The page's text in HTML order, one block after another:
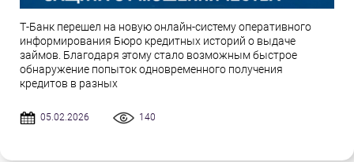
Т-Банк перешел на новую онлайн-систему оперативного
информирования Бюро кредитных историй о выдаче
займов. Благодаря этому стало возможным быстрое
обнаружение попыток одновременного получения
кредитов в разных
05.02.2026 140